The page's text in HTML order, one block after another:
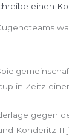
einen
in Zeitz
gegen
Könderitz II